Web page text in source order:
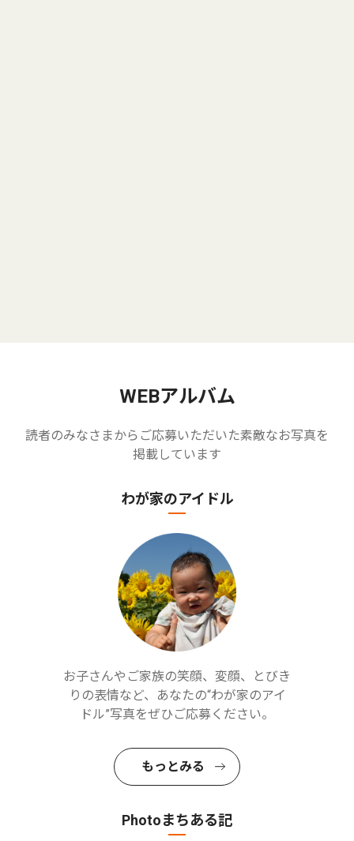
WEBアルバム
読者のみなさまからご応募いただいた素敵なお写真を
掲載しています
わが家のアイドル
お子さんやご家族の笑顔、変顔、とびき
りの表情など、あなたの“わが家のアイ
ドル”写真をぜひご応募ください。
もっとみる
Photoまちある記